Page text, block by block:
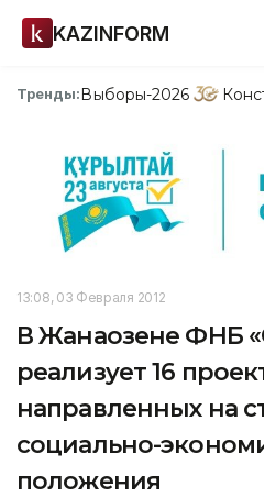
KAZINFORM
Тренды:Выборы-2026
13:08, 03 Февраля 2012
В Жанаозене ФНБ
реализует 16
направленных на
социально-
положения